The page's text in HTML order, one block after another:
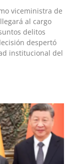
viceministra de
al cargo
delitos
despertó
institucional del